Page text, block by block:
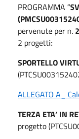
PROGRAMMA “
pervenute per n.
2 progetti:
SPORTELLO
ALLEGATO A_
TERZA ETA’ IN
progetto